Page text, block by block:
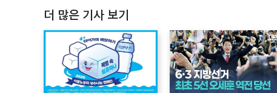
더 많은 기사 보기